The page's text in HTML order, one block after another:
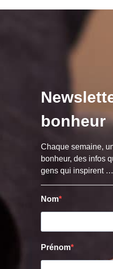
bonheur
Chaque semaine,
bonheur, des infos
gens qui inspirent …
Nom
Prénom